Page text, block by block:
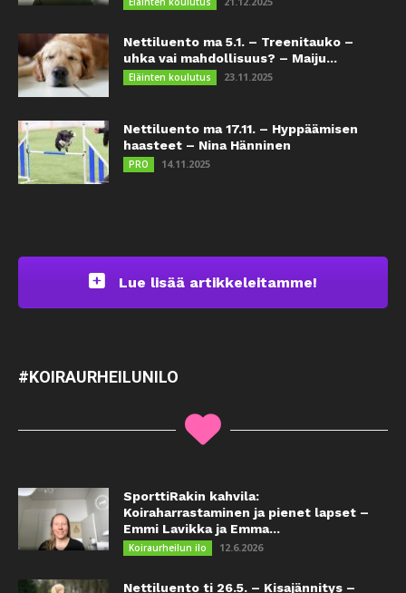
Nettiluento ma 5.1. – Treenitauko –
uhka vai mahdollisuus? – Maiju...
Eläinten koulutus 23.11.2025
Nettiluento ma 17.11. – Hyppäämisen
haasteet – Nina Hänninen
PRO 14.11.2025
Lue lisää artikkeleitamme!
#KOIRAURHEILUNILO
SporttiRakin kahvila:
Koiraharrastaminen ja pienet lapset –
Emmi Lavikka ja Emma...
Koiraurheilun ilo 12.6.2026
Nettiluento ti 26.5. – Kisajännitys –